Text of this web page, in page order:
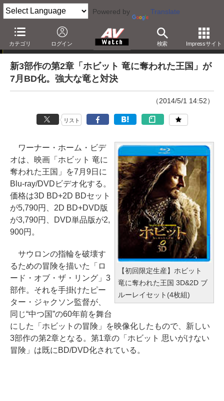
Powered by Translate
カテゴリ ログイン 検索 Impressサイト
ニュース
新3部作の第2章「ホビット 竜に奪われた王国」が
7月BD化。強大な竜と対決
（2014/5/1 14:52）
リスト
【初回限定生産】ホビット
竜に奪われた王国 3D&2D ブ
ルーレイセット(4枚組)
ワーナー・ホーム・ビデ
オは、映画「ホビット 竜に
奪われた王国」を7月9日に
Blu-ray/DVDビデオ化する。
価格は3D BD+2D BDセット
が5,790円、2D BD+DVD版
が3,790円、DVD単品版が2,
900円。
サウロンの指輪を破壊す
るための冒険を描いた「ロ
ード・オブ・ザ・リング」3
部作。それを手掛けたピー
ター・ジャクソン監督が、
同じ“中つ国”の60年前を舞台
にした「ホビットの冒険」を映像化したもので、新しい
3部作の第2章となる。第1章の「ホビット 思いがけない
冒険」は既にBD/DVD化されている。